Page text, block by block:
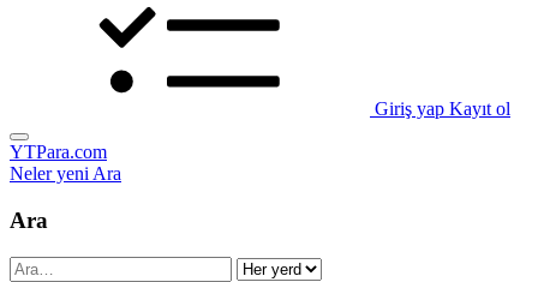
Giriş yap Kayıt ol
YTPara.com
Neler yeniAra
Ara